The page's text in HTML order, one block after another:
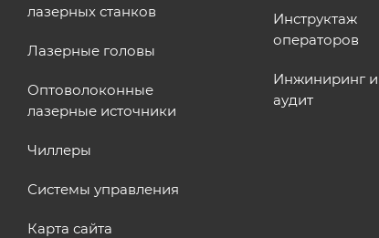
лазерных станков
Лазерные головы
Оптоволоконные
лазерные источники
Чиллеры
Системы управления
Карта сайта
Инструктаж
операторов
Инжиниринг и
аудит